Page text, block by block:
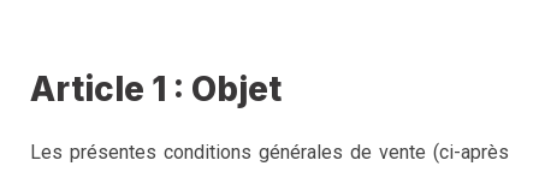
Article 1 : Objet
Les présentes conditions générales de vente (ci-après